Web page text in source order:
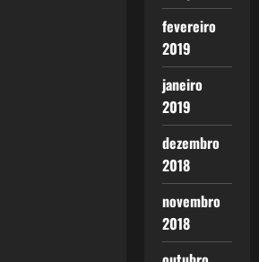
fevereiro
2019
janeiro
2019
dezembro
2018
novembro
2018